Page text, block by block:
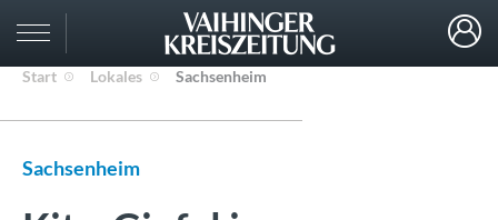
Start Lokales Sachsenheim
Sachsenheim